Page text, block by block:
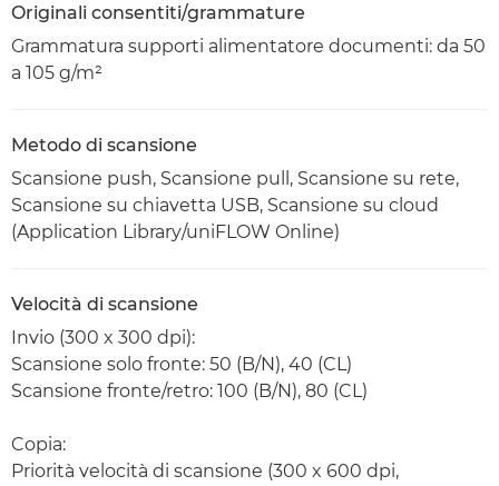
Originali consentiti/grammature
Grammatura supporti alimentatore documenti: da 50
a 105 g/m²
Metodo di scansione
Scansione push, Scansione pull, Scansione su rete,
Scansione su chiavetta USB, Scansione su cloud
(Application Library/uniFLOW Online)
Velocità di scansione
Invio (300 x 300 dpi):
Scansione solo fronte: 50 (B/N), 40 (CL)
Scansione fronte/retro: 100 (B/N), 80 (CL)
Copia:
Priorità velocità di scansione (300 x 600 dpi,